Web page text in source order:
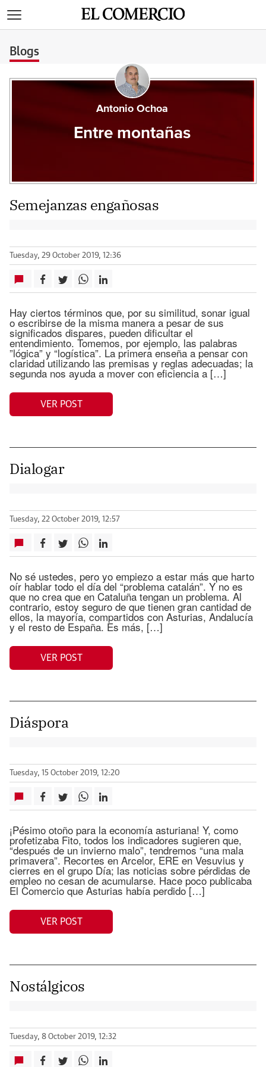
Blogs
Antonio Ochoa
Entre montañas
Semejanzas engañosas
Tuesday, 29 October 2019, 12:36
Hay ciertos términos que, por su similitud, sonar igual
o escribirse de la misma manera a pesar de sus
significados dispares, pueden dificultar el
entendimiento. Tomemos, por ejemplo, las palabras
”lógica” y “logística”. La primera enseña a pensar con
claridad utilizando las premisas y reglas adecuadas; la
segunda nos ayuda a mover con eficiencia a […]
VER POST
Dialogar
Tuesday, 22 October 2019, 12:57
No sé ustedes, pero yo empiezo a estar más que harto
oír hablar todo el día del “problema catalán”. Y no es
que no crea que en Cataluña tengan un problema. Al
contrario, estoy seguro de que tienen gran cantidad de
ellos, la mayoría, compartidos con Asturias, Andalucía
y el resto de España. Es más, […]
VER POST
Diáspora
Tuesday, 15 October 2019, 12:20
¡Pésimo otoño para la economía asturiana! Y, como
profetizaba Fito, todos los indicadores sugieren que,
“después de un invierno malo”, tendremos “una mala
primavera”. Recortes en Arcelor, ERE en Vesuvius y
cierres en el grupo Día; las noticias sobre pérdidas de
empleo no cesan de acumularse. Hace poco publicaba
El Comercio que Asturias había perdido […]
VER POST
Nostálgicos
Tuesday, 8 October 2019, 12:32